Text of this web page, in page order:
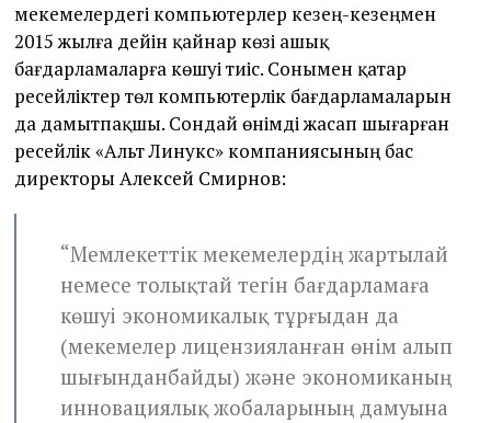
мекемелердегі компьютерлер кезең-кезеңмен
2015 жылға дейін қайнар көзі ашық
бағдарламаларға көшуі тиіс. Сонымен қатар
ресейліктер төл компьютерлік бағдарламаларын
да дамытпақшы. Сондай өнімді жасап шығарған
ресейлік «Альт Линукс» компаниясының бас
директоры Алексей Смирнов:
“Мемлекеттік мекемелердің жартылай
немесе толықтай тегін бағдарламаға
көшуі экономикалық тұрғыдан да
(мекемелер лицензияланған өнім алып
шығынданбайды) және экономиканың
инновациялық жобаларының дамуына